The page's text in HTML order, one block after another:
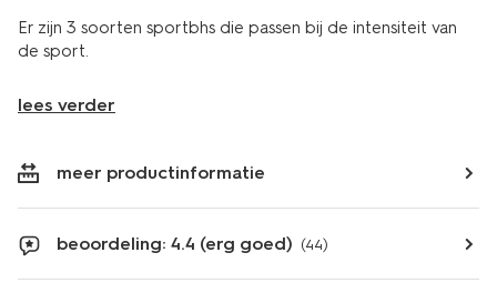
Er zijn 3 soorten sportbhs die passen bij de intensiteit van
de sport.
lees verder
meer productinformatie
beoordeling: 4.4 (erg goed) (44)